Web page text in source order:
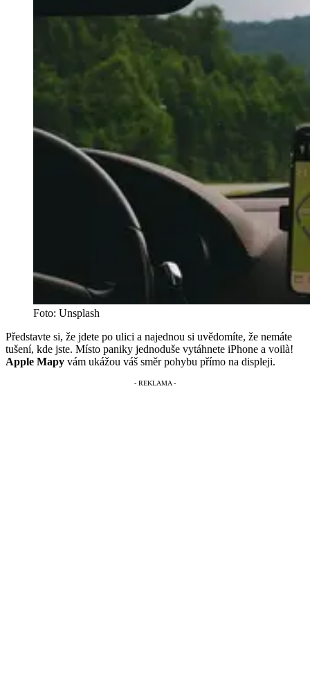
Foto: Unsplash
Představte si, že jdete po ulici a najednou si uvědomíte, že nemáte
tušení, kde jste. Místo paniky jednoduše vytáhnete iPhone a voilà!
Apple Mapy vám ukážou váš směr pohybu přímo na displeji.